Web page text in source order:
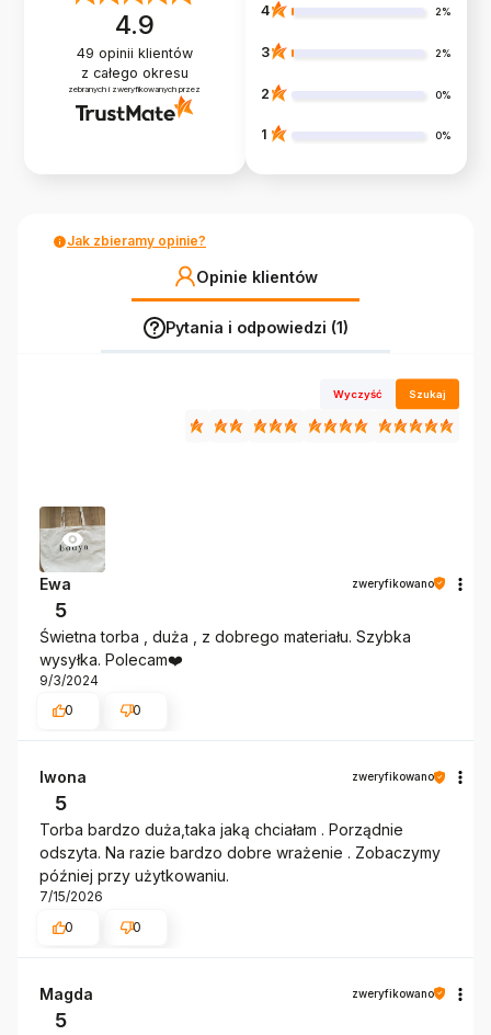
4.9
49 opinii klientów
z całego okresu
zebranych i zweryfikowanych przez
4 2%
3 2%
2 0%
1 0%
Jak zbieramy opinie?
Opinie klientów
Pytania i odpowiedzi (1)
Wyczyść Szukaj
Ewa zweryfikowano
5
Świetna torba , duża , z dobrego materiału. Szybka
wysyłka. Polecam❤️
9/3/2024
0
0
Iwona zweryfikowano
5
Torba bardzo duża,taka jaką chciałam . Porządnie
odszyta. Na razie bardzo dobre wrażenie . Zobaczymy
później przy użytkowaniu.
7/15/2026
0
0
Magda zweryfikowano
5